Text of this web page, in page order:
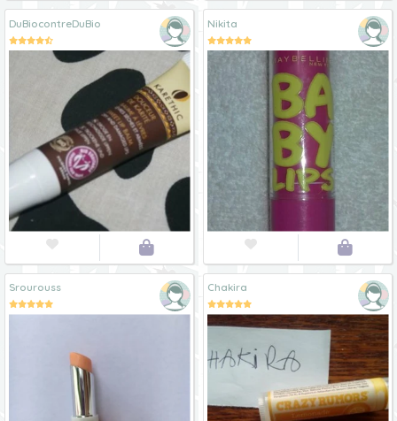
DuBiocontreDuBio
 
Nikita
 
Srourouss Chakira